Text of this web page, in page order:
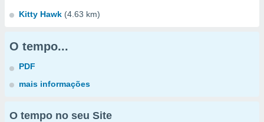
Kitty Hawk (4.63 km)
O tempo...
PDF
mais informações
O tempo no seu Site